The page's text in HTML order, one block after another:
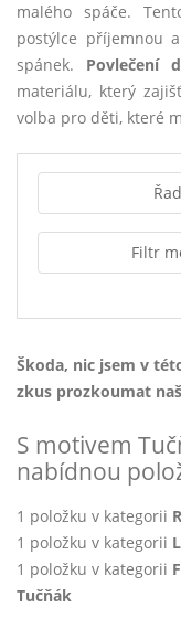
malého spáče.
postýlce příjemnou
spánek. Povlečení
materiálu, který
volba pro děti, které
Filtr
Škoda, nic jsem v
zkus prozkoumat
S motivem
nabídnou
1 položku v kategorii
1 položku v kategorii
1 položku v kategorii
Tučňák